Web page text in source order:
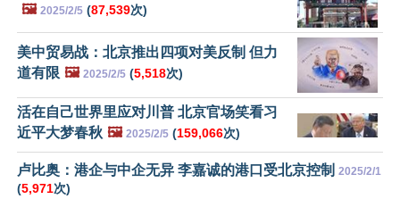
🖼️ 2025/2/5 (87,539次)
美中贸易战：北京推出四项对美反制 但力
道有限 🖼️ 2025/2/5 (5,518次)
活在自己世界里应对川普 北京官场笑看习
近平大梦春秋 🖼️ 2025/2/5 (159,066次)
卢比奥：港企与中企无异 李嘉诚的港口受北京控制 2025/2/1
(5,971次)